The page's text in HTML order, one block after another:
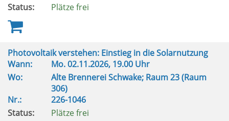
Status:
Plätze frei
Photovoltaik verstehen: Einstieg in die Solarnutzung
Wann:
Mo.02.11.2026, 19.00 Uhr
Wo:
Alte Brennerei Schwake; Raum 23 (Raum
306)
Nr.:
226-1046
Status:
Plätze frei